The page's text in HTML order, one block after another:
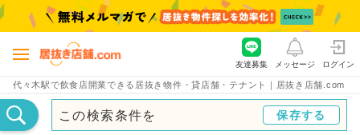
代々木駅で飲食店開業できる居抜き物件・貸店舗・テナント｜居抜き店舗.com
友達募集 メッセージ ログイン
この検索条件を 保存する